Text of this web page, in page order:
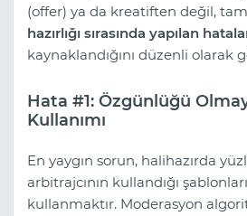
(offer) ya da kreatiften değil,
hazırlığı sırasında yapılan
kaynaklandığını düzenli olarak
Hata #1: Özgünlüğü
Kullanımı
En yaygın sorun, halihazırda
arbitrajcının kullandığı
kullanmaktır. Moderasyon